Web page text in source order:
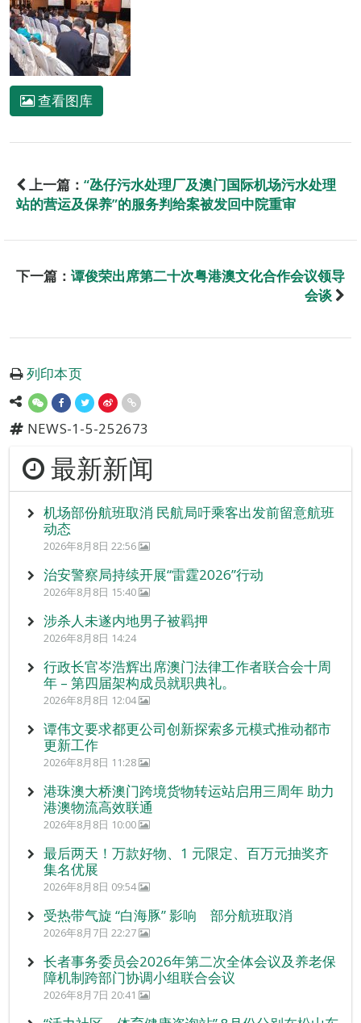
查看图库
上一篇： “氹仔污水处理厂及澳门国际机场污水处理
站的营运及保养”的服务判给案被发回中院重审
下一篇： 谭俊荣出席第二十次粤港澳文化合作会议领导
会谈
列印本页
NEWS-1-5-252673
最新新闻
机场部份航班取消 民航局吁乘客出发前留意航班
动态
2026年8月8日 22:56
治安警察局持续开展“雷霆2026”行动
2026年8月8日 15:40
涉杀人未遂内地男子被羁押
2026年8月8日 14:24
行政长官岑浩辉出席澳门法律工作者联合会十周
年 – 第四届架构成员就职典礼。
2026年8月8日 12:04
谭伟文要求都更公司创新探索多元模式推动都市
更新工作
2026年8月8日 11:28
港珠澳大桥澳门跨境货物转运站启用三周年 助力
港澳物流高效联通
2026年8月8日 10:00
最后两天！万款好物、1 元限定、百万元抽奖齐
集名优展
2026年8月8日 09:54
受热带气旋 “白海豚” 影响 部分航班取消
2026年8月7日 22:27
长者事务委员会2026年第二次全体会议及养老保
障机制跨部门协调小组联合会议
2026年8月7日 20:41